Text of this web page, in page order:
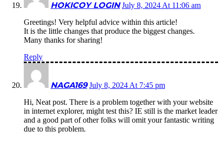
HOKICOY LOGIN July 8, 2024 At 11:06 am
Greetings! Very helpful advice within this article!
It is the little changes that produce the biggest changes.
Many thanks for sharing!
Reply
NAGA169 July 8, 2024 At 7:45 pm
Hi, Neat post. There is a problem together with your website
in internet explorer, might test this? IE still is the market leader
and a good part of other folks will omit your fantastic writing
due to this problem.